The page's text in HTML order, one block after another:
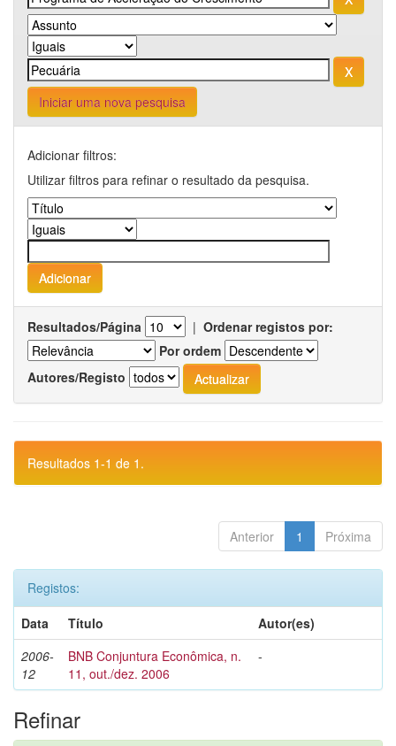
Iniciar uma nova pesquisa
Adicionar filtros:
Utilizar filtros para refinar o resultado da pesquisa.
Resultados/Página | Ordenar registos por:
Por ordem
Autores/Registo
Resultados 1-1 de 1.
Anterior 1 Próxima
Registos:
Data
Título
Autor(es)
2006-
12
BNB Conjuntura Econômica, n.
11, out./dez. 2006
-
Refinar